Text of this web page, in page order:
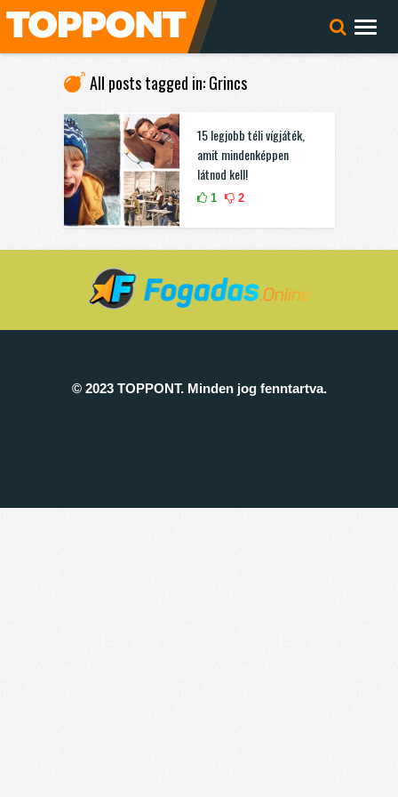
All posts tagged in: Grincs
15 legjobb téli vígjáték,
amit mindenképpen
látnod kell!
1 2
© 2023 TOPPONT. Minden jog fenntartva.